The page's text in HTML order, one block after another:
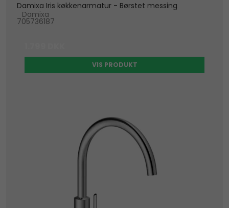
Damixa Iris køkkenarmatur - Børstet messing
Damixa
705736187
VIS PRODUKT